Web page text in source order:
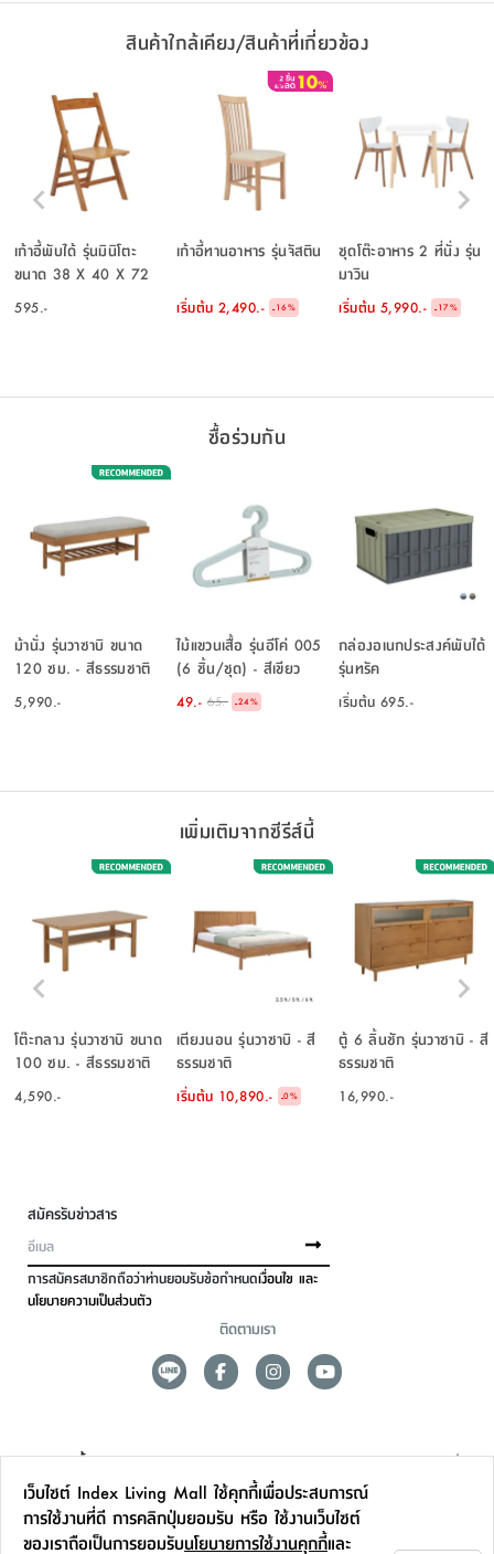
สินค้าใกล้เคียง/สินค้าที่เกี่ยวข้อง
เก้าอี้พับได้ รุ่นมินิโตะ
ขนาด 38 X 40 X 72
ซม. - สีธรรมชาติ
595.-
เก้าอี้ทานอาหาร รุ่นจัสติน
เริ่มต้น 2,490.- -16%
ชุดโต๊ะอาหาร 2 ที่นั่ง รุ่น
มาวิน
เริ่มต้น 5,990.- -17%
ซื้อร่วมกัน
ม้านั่ง รุ่นวาซาบิ ขนาด
120 ซม. - สีธรรมชาติ
5,990.-
ไม้แขวนเสื้อ รุ่นอีโค่ 005
(6 ชิ้น/ชุด) - สีเขียว
49.- 65.- -24%
กล่องอเนกประสงค์พับได้
รุ่นทรัค
เริ่มต้น 695.-
เพิ่มเติมจากซีรีส์นี้
โต๊ะกลาง รุ่นวาซาบิ ขนาด
100 ซม. - สีธรรมชาติ
4,590.-
เตียงนอน รุ่นวาซาบิ - สี
ธรรมชาติ
เริ่มต้น 10,890.- -0%
ตู้ 6 ลิ้นชัก รุ่นวาซาบิ - สี
ธรรมชาติ
16,990.-
สมัครรับข่าวสาร
การสมัครสมาชิกถือว่าท่านยอมรับข้อกำหนดเงื่อนไข และ
นโยบายความเป็นส่วนตัว
ติดตามเรา
ดูแลลูกค้า
สาขาและการบริการ
เว็บไซต์ Index Living Mall ใช้คุกกี้เพื่อประสบการณ์
การใช้งานที่ดี การคลิกปุ่มยอมรับ หรือ ใช้งานเว็บไซต์
ของเราถือเป็นการยอมรับนโยบายการใช้งานคุกกี้และ